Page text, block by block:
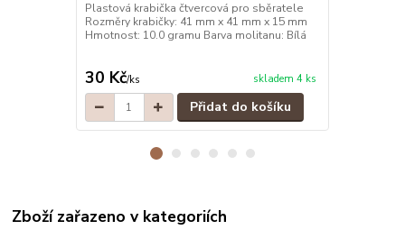
Plastová krabička čtvercová pro sběratele
Rozměry krabičky: 41 mm x 41 mm x 15 mm
Hmotnost: 10.0 gramu Barva molitanu: Bílá
30 Kč/ks skladem 4 ks
Přidat do košíku
Zboží zařazeno v kategoriích